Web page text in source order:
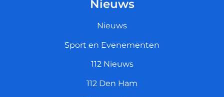
Nieuws
Nieuws
Sport en Evenementen
112 Nieuws
112 Den Ham